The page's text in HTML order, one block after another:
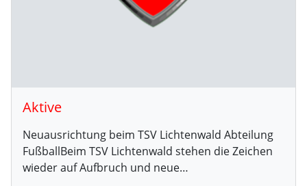
Aktive
Neuausrichtung beim TSV Lichtenwald Abteilung
FußballBeim TSV Lichtenwald stehen die Zeichen
wieder auf Aufbruch und neue…